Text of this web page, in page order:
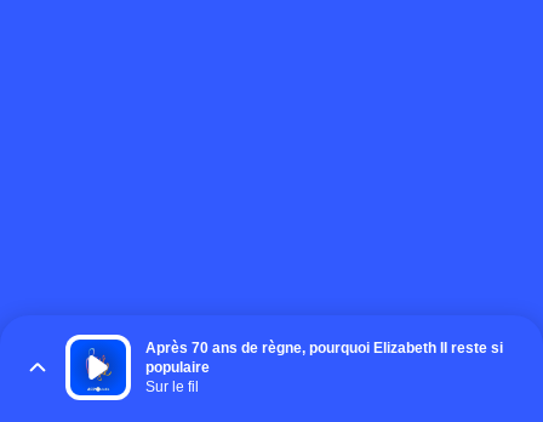
Après 70 ans de règne, pourquoi Elizabeth II reste si
populaire
Sur le fil